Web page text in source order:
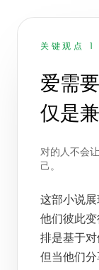
关键观点 1
爱需
仅是兼
对的人不会
己。
这部小说
他们彼此
排是基于对
但当他们